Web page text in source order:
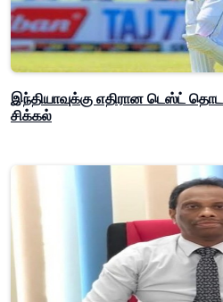
இந்தியாவுக்கு எதிரான டெஸ்ட்
சிக்கல்